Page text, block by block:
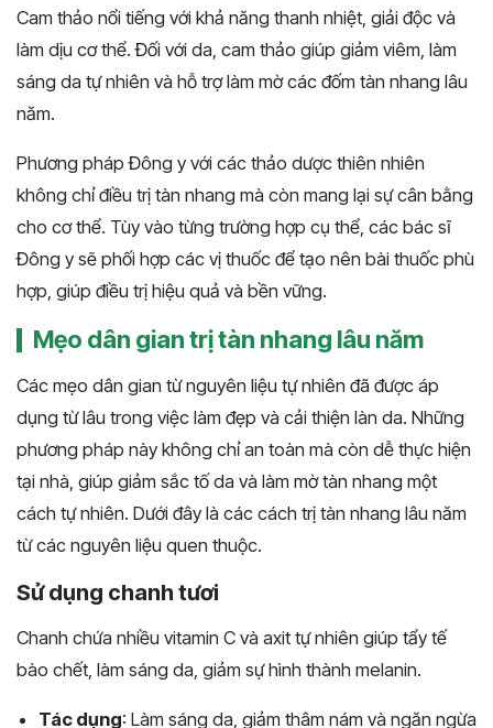
Cam thảo nổi tiếng với khả năng thanh nhiệt, giải độc và
làm dịu cơ thể. Đối với da, cam thảo giúp giảm viêm, làm
sáng da tự nhiên và hỗ trợ làm mờ các đốm tàn nhang lâu
năm.
Phương pháp Đông y với các thảo dược thiên nhiên
không chỉ điều trị tàn nhang mà còn mang lại sự cân bằng
cho cơ thể. Tùy vào từng trường hợp cụ thể, các bác sĩ
Đông y sẽ phối hợp các vị thuốc để tạo nên bài thuốc phù
hợp, giúp điều trị hiệu quả và bền vững.
Mẹo dân gian trị tàn nhang lâu năm
Các mẹo dân gian từ nguyên liệu tự nhiên đã được áp
dụng từ lâu trong việc làm đẹp và cải thiện làn da. Những
phương pháp này không chỉ an toàn mà còn dễ thực hiện
tại nhà, giúp giảm sắc tố da và làm mờ tàn nhang một
cách tự nhiên. Dưới đây là các cách trị tàn nhang lâu năm
từ các nguyên liệu quen thuộc.
Sử dụng chanh tươi
Chanh chứa nhiều vitamin C và axit tự nhiên giúp tẩy tế
bào chết, làm sáng da, giảm sự hình thành melanin.
Tác dụng: Làm sáng da, giảm thâm nám và ngăn ngừa